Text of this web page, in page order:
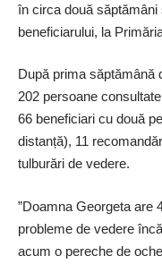
în circa două
beneficiarului, la
După prima săptămână
202 persoane
66 beneficiari cu două
distanță), 11
tulburări de vedere.
”Doamna Georgeta are
probleme de vedere
acum o pereche de